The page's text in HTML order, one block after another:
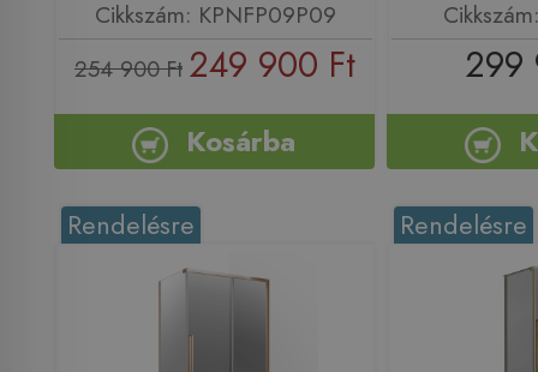
Cikkszám: KPNFP09P09
254 900 Ft 249 900 Ft
Kosárba
299
Rendelésre Rendelésre